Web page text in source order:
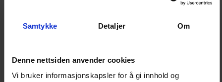
Samtykke Detaljer Om
Denne nettsiden anvender cookies
Vi bruker informasjonskapsler for å gi innhold og